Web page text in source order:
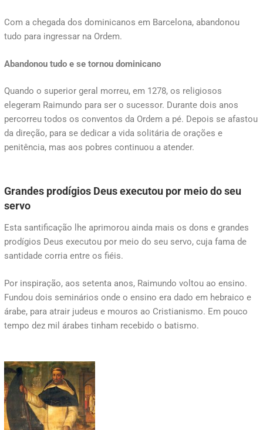
Com a chegada dos dominicanos em Barcelona, abandonou
tudo para ingressar na Ordem.
Abandonou tudo e se tornou dominicano
Quando o superior geral morreu, em 1278, os religiosos
elegeram Raimundo para ser o sucessor. Durante dois anos
percorreu todos os conventos da Ordem a pé. Depois se afastou
da direção, para se dedicar a vida solitária de orações e
penitência, mas aos pobres continuou a atender.
Grandes prodígios Deus executou por meio do seu
servo
Esta santificação lhe aprimorou ainda mais os dons e grandes
prodígios Deus executou por meio do seu servo, cuja fama de
santidade corria entre os fiéis.
Por inspiração, aos setenta anos, Raimundo voltou ao ensino.
Fundou dois seminários onde o ensino era dado em hebraico e
árabe, para atrair judeus e mouros ao Cristianismo. Em pouco
tempo dez mil árabes tinham recebido o batismo.